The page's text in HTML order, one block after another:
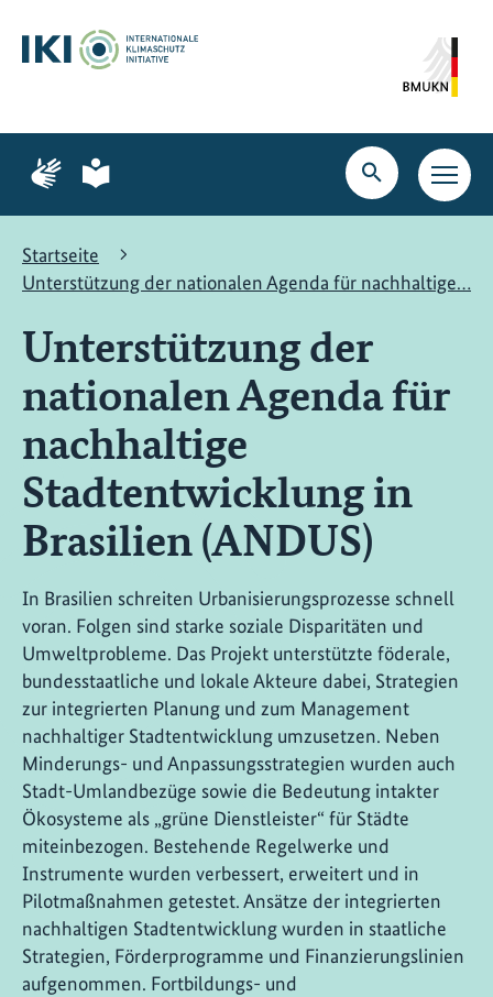
Hauptinhalt
springen
Suche
springen
Hauptnavigation
springen
Zur
Seite
Gebärdensprache
Zur
Seite
leichte
Suche
öffnen
Startseite
Unterstützung der nationalen Agenda für nachhaltige…
Unterstützung der
nationalen Agenda für
nachhaltige
Stadtentwicklung in
Brasilien (ANDUS)
In Brasilien schreiten Urbanisierungsprozesse schnell
voran. Folgen sind starke soziale Disparitäten und
Umweltprobleme. Das Projekt unterstützte föderale,
bundesstaatliche und lokale Akteure dabei, Strategien
zur integrierten Planung und zum Management
nachhaltiger Stadtentwicklung umzusetzen. Neben
Minderungs- und Anpassungsstrategien wurden auch
Stadt-Umlandbezüge sowie die Bedeutung intakter
Ökosysteme als „grüne Dienstleister“ für Städte
miteinbezogen. Bestehende Regelwerke und
Instrumente wurden verbessert, erweitert und in
Pilotmaßnahmen getestet. Ansätze der integrierten
nachhaltigen Stadtentwicklung wurden in staatliche
Strategien, Förderprogramme und Finanzierungslinien
aufgenommen. Fortbildungs- und